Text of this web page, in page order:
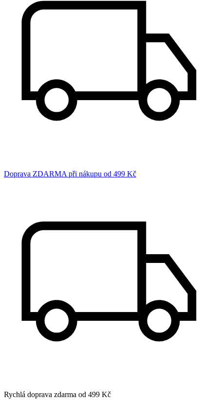
Doprava ZDARMA při nákupu od 499 Kč
Rychlá doprava zdarma od 499 Kč